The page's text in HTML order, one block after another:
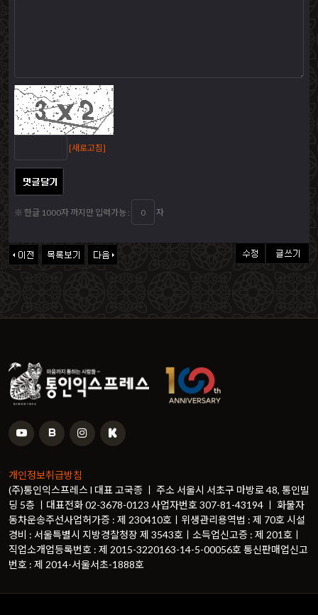
[새로고침]
※ 한글 1000자 까지만 입력가능 : 자
개인정보취급방침
(주)통인익스프레스 l 대표 고국종 ㅣ 주소 서울시 서초구 마방로 48, 통인빌
딩 5층 ㅣ대표전화 02-3678-0123 사업자번호 307-81-43194 ㅣ 화물자
동차운송주선사업허가증 : 제 230410호ㅣ위생관리용역법 : 제 70호 시설
경비 : 서울특별시 지방경찰청장 제 3543호ㅣ소득업신고증 : 제 201호ㅣ
직업소개업등록번호 : 제 2015-3220163-14-5-00056호 통신판매업신고
번호 : 제 2014-서울서초-1888호